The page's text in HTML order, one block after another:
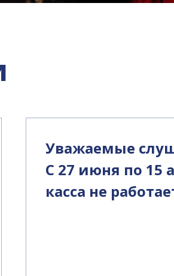
Уважаемые
С 27 июня по 15
касса не